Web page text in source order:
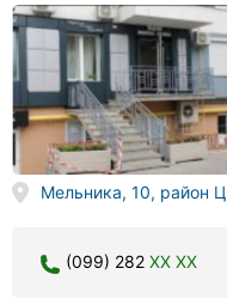
Мельника, 10, район
(099) 282 XX XX